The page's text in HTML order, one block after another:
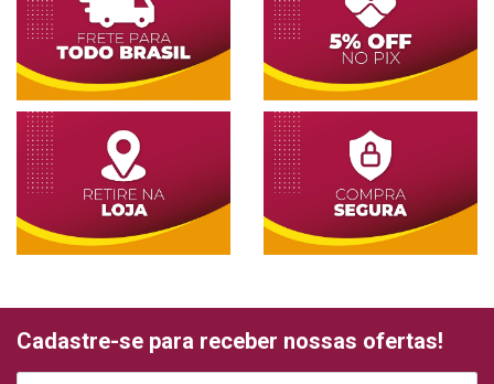
Cadastre-se para receber nossas ofertas!